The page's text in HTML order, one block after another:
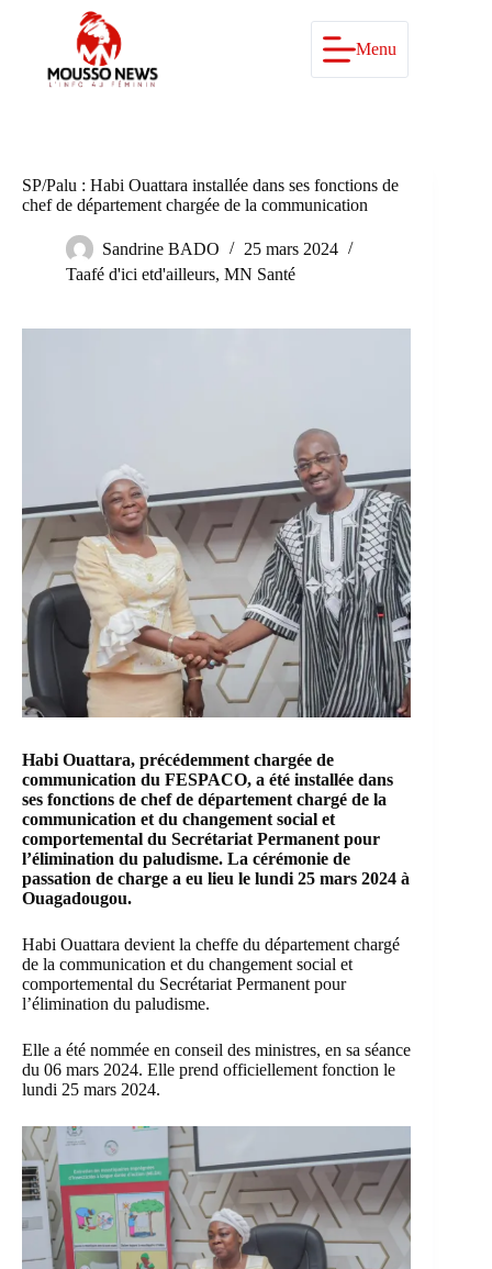
Menu
SP/Palu : Habi Ouattara installée dans ses fonctions de
chef de département chargée de la communication
Sandrine BADO
25 mars 2024
Taafé d'ici etd'ailleurs, MN Santé
Habi Ouattara, précédemment chargée de
communication du FESPACO, a été installée dans
ses fonctions de chef de département chargé de la
communication et du changement social et
comportemental du Secrétariat Permanent pour
l’élimination du paludisme. La cérémonie de
passation de charge a eu lieu le lundi 25 mars 2024 à
Ouagadougou.
Habi Ouattara devient la cheffe du département chargé
de la communication et du changement social et
comportemental du Secrétariat Permanent pour
l’élimination du paludisme.
Elle a été nommée en conseil des ministres, en sa séance
du 06 mars 2024. Elle prend officiellement fonction le
lundi 25 mars 2024.